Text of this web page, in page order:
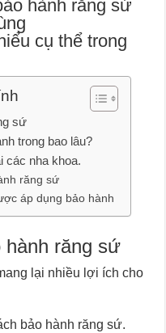
hành răng sứ
cụ thể trong
sứ
trong bao lâu?
các nha khoa.
răng sứ
áp dụng bảo hành
hành răng sứ
lại nhiều lợi ích cho
bảo hành răng sứ.